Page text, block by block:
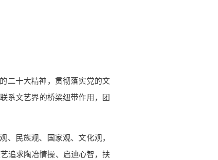
二十大精神，贯彻落实党的文
系文艺界的桥梁纽带作用，团
、民族观、国家观、文化观，
追求陶冶情操、启迪心智，扶